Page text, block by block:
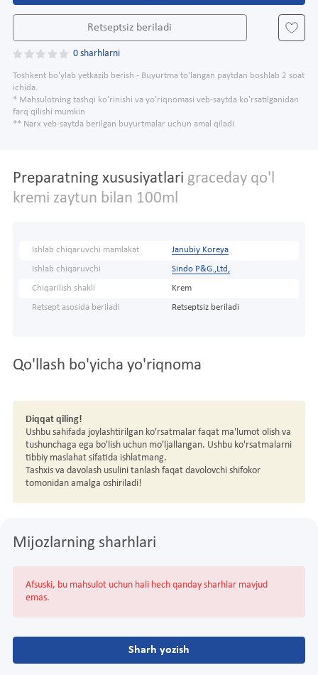
Retseptsiz beriladi
0 sharhlarni
Toshkent bo'ylab yetkazib berish - Buyurtma to'langan paytdan boshlab 2 soat
ichida.
* Mahsulotning tashqi ko'rinishi va yo'riqnomasi veb-saytda ko'rsatilganidan
farq qilishi mumkin
** Narx veb-saytda berilgan buyurtmalar uchun amal qiladi
Preparatning xususiyatlari graceday qo'l
kremi zaytun bilan 100ml
Ishlab chiqaruvchi mamlakat Janubiy Koreya
Ishlab chiqaruvchi Sindo P&G.,Ltd,
Chiqarilish shakli Krem
Retsept asosida beriladi Retseptsiz beriladi
Qo'llash bo'yicha yo'riqnoma
Diqqat qiling!
Ushbu sahifada joylashtirilgan ko'rsatmalar faqat ma'lumot olish va
tushunchaga ega bo'lish uchun mo'ljallangan. Ushbu ko'rsatmalarni
tibbiy maslahat sifatida ishlatmang.
Tashxis va davolash usulini tanlash faqat davolovchi shifokor
tomonidan amalga oshiriladi!
Mijozlarning sharhlari
Afsuski, bu mahsulot uchun hali hech qanday sharhlar mavjud
emas.
Sharh yozish